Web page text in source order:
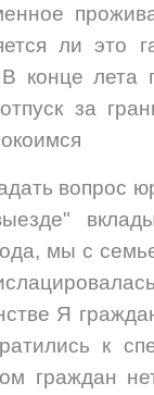
ли это
конце
за
вопрос
мы с
Я
к
граждан